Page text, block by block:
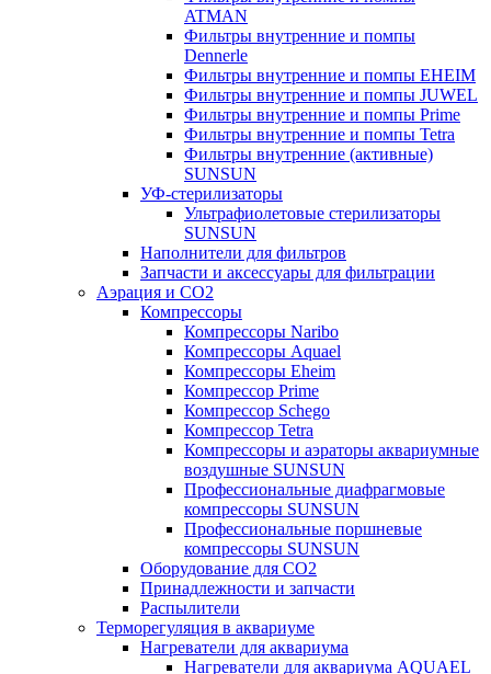
ATMAN
Фильтры внутренние и помпы
Dennerle
Фильтры внутренние и помпы EHEIM
Фильтры внутренние и помпы JUWEL
Фильтры внутренние и помпы Prime
Фильтры внутренние и помпы Tetra
Фильтры внутренние (активные)
SUNSUN
УФ-стерилизаторы
Ультрафиолетовые стерилизаторы
SUNSUN
Наполнители для фильтров
Запчасти и аксессуары для фильтрации
Аэрация и CO2
Компрессоры
Компрессоры Naribo
Компрессоры Aquael
Компрессоры Eheim
Компрессор Prime
Компрессор Schego
Компрессор Tetra
Компрессоры и аэраторы аквариумные
воздушные SUNSUN
Профессиональные диафрагмовые
компрессоры SUNSUN
Профессиональные поршневые
компрессоры SUNSUN
Оборудование для CO2
Принадлежности и запчасти
Распылители
Терморегуляция в аквариуме
Нагреватели для аквариума
Нагреватели для аквариума AQUAEL